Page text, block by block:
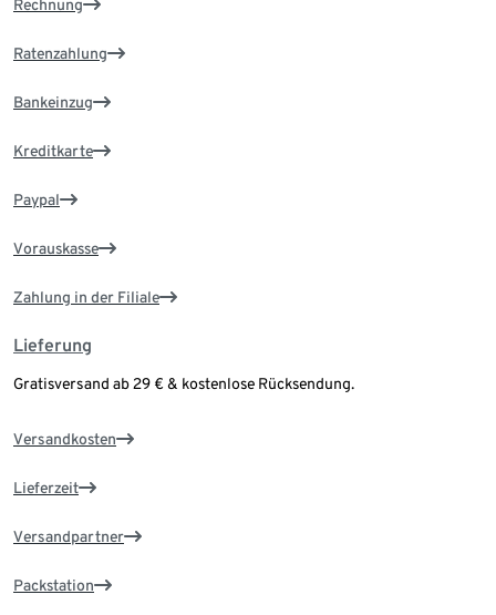
Rechnung
Ratenzahlung
Bankeinzug
Kreditkarte
Paypal
Vorauskasse
Zahlung in der Filiale
Lieferung
Gratisversand ab 29 € & kostenlose Rücksendung.
Versandkosten
Lieferzeit
Versandpartner
Packstation